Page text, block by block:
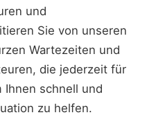
und
Sie von unseren
Wartezeiten und
die jederzeit für
Ihnen schnell und
zu helfen.